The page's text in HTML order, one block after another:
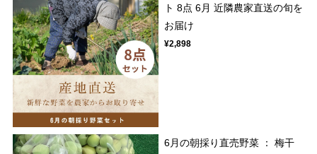
ト 8点 6月 近隣農家直送の旬を
お届け
¥2,898
6月の朝採り直売野菜 ： 梅干